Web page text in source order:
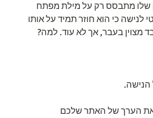
שלו מתבסס רק על מילת מפתח
לנישה כי הוא חוזר תמיד על אותו
מצוין בעבר, אך לא עוד. למה?
את הערך של האתר שלכם